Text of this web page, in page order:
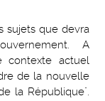
sujets que devra
A
contexte actuel
de la nouvelle
la République".